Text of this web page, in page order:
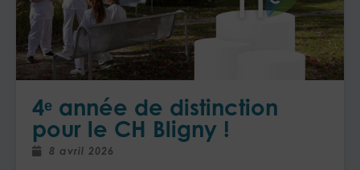
4ᵉ année de distinction
pour le CH Bligny ! ​
8 avril 2026